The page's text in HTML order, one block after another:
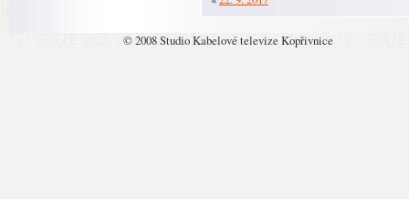
© 2008 Studio Kabelové televize Kopřivnice